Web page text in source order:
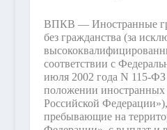
ВПКВ — Иностранные
без гражданства (за
соответствии с
июля 2002 года N 115-
положении иностранных
Российской
пребывающие на